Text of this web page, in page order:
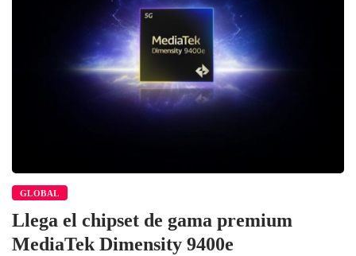
GLOBAL
Llega el chipset de gama premium
MediaTek Dimensity 9400e